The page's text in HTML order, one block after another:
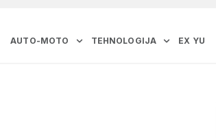
AUTO-MOTO TEHNOLOGIJA EX YU